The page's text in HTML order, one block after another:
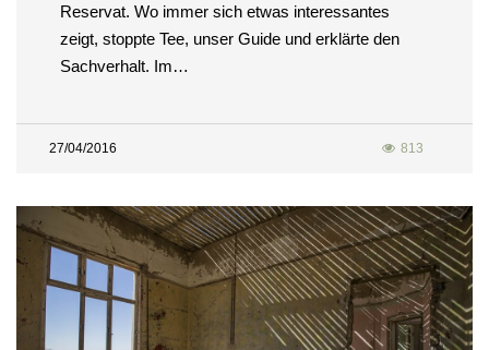
Reservat. Wo immer sich etwas interessantes
zeigt, stoppte Tee, unser Guide und erklärte den
Sachverhalt. Im…
27/04/2016 813